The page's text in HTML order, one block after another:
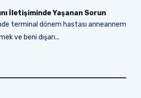
İletişiminde Yaşanan Sorun
terminal dönem hastası anneannem
ve beni dışarı...